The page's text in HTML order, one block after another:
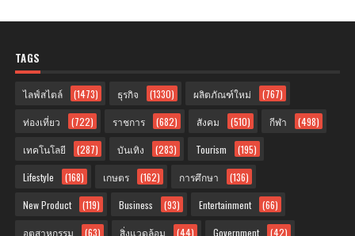
TAGS
ไลฟ์สไตล์ (1473) ธุรกิจ (1330) ผลิตภัณฑ์ใหม่ (767)
ท่องเที่ยว (722) ราชการ (682) สังคม (510) กีฬา (498)
เทคโนโลยี (287) บันเทิง (283) Tourism (195)
Lifestyle (168) เกษตร (162) การศึกษา (136)
New Product (119) Business (93) Entertainment (66)
อุตสาหกรรม (63) สิ่งแวดล้อม (44) Government (42)